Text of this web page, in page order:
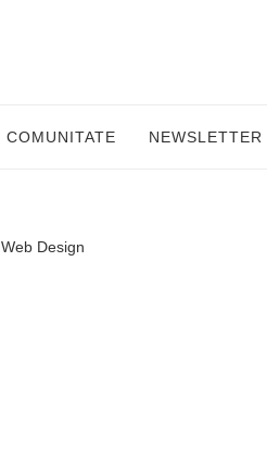
COMUNITATE NEWSLETTER
Web Design